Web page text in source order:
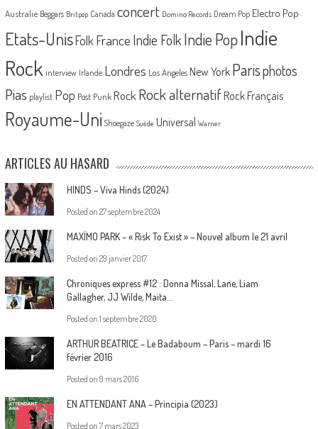
Australie Beggars Britpop Canada concert Domino Records Dream Pop Electro Pop
Etats-UnisFolk France Indie Folk Indie PopIndie
Rock interview Irlande Londres Los Angeles New York Parisphotos
Pias playlist Pop Post Punk Rock Rock alternatif Rock Français
Royaume-Uni Shoegaze Suède Universal Warner
ARTICLES AU HASARD
HINDS – Viva Hinds (2024)
Posted on 27 septembre 2024
MAXÏMO PARK – « Risk To Exist » – Nouvel album le 21 avril
Posted on 29 janvier 2017
Chroniques express #12 : Donna Missal, Lane, Liam
Gallagher, JJ Wilde, Maita…
Posted on 1 septembre 2020
ARTHUR BEATRICE – Le Badaboum – Paris – mardi 16
février 2016
Posted on 9 mars 2016
EN ATTENDANT ANA – Principia (2023)
Posted on 7 mars 2023